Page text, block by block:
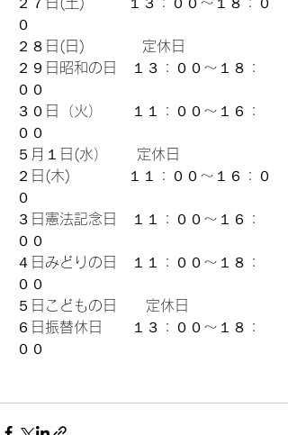
０
２８日(日)　　　　定休日
２９日昭和の日　１３：００～１８：
００
３０日（火）　　１１：００～１６：
００
５月１日(水）　　定休日
２日(木)　　　　１１：００～１６：０
０
３日憲法記念日　１１：００～１６：
００
４日みどりの日　１１：００～１８：
００
５日こどもの日　　定休日
６日振替休日　　１３：００～１８：
００